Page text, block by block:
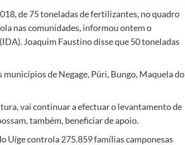
de 75 toneladas de fertilizantes, no quadro
nas comunidades, informou ontem o
Joaquim Faustino disse que 50 toneladas
de Negage, Púri, Bungo, Maquela do
vai continuar a efectuar o levantamento de
também, beneficiar de apoio.
controla 275.859 famílias camponesas